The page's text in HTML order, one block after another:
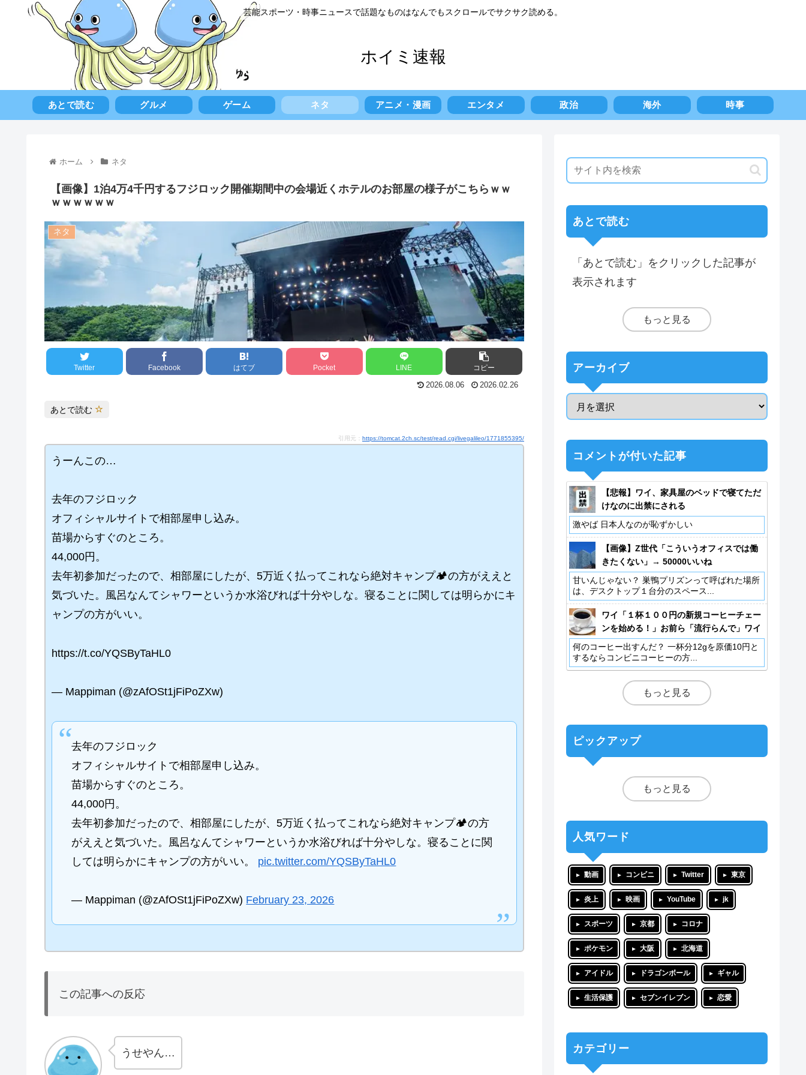
芸能スポーツ・時事ニュースで話題なものはなんでもスクロールでサクサク読める。
ホイミ速報
あとで読む グルメ ゲーム ネタ アニメ・漫画 エンタメ 政治 海外 時事
ホーム ネタ
【画像】1泊4万4千円するフジロック開催期間中の会場近くホテルのお部屋の様子がこちらｗｗ
ｗｗｗｗｗｗ
ネタ
Twitter Facebook はてブ Pocket LINE コピー
2026.08.06 2026.02.26
あとで読む
引用元： https://tomcat.2ch.sc/test/read.cgi/livegalileo/1771855395/
うーんこの…
去年のフジロック
オフィシャルサイトで相部屋申し込み。
苗場からすぐのところ。
44,000円。
去年初参加だったので、相部屋にしたが、5万近く払ってこれなら絶対キャンプ🏕️の方がええと
気づいた。風呂なんてシャワーというか水浴びれば十分やしな。寝ることに関しては明らかにキ
ャンプの方がいい。
https://t.co/YQSByTaHL0
— Mappiman (@zAfOSt1jFiPoZXw)
去年のフジロック
オフィシャルサイトで相部屋申し込み。
苗場からすぐのところ。
44,000円。
去年初参加だったので、相部屋にしたが、5万近く払ってこれなら絶対キャンプ🏕️の方
がええと気づいた。風呂なんてシャワーというか水浴びれば十分やしな。寝ることに関
しては明らかにキャンプの方がいい。 pic.twitter.com/YQSByTaHL0
— Mappiman (@zAfOSt1jFiPoZXw) February 23, 2026
この記事への反応
うせやん…
あとで読む
「あとで読む」をクリックした記事が
表示されます
もっと見る
アーカイブ
コメントが付いた記事
【悲報】ワイ、家具屋のベッドで寝てただ
けなのに出禁にされる
激やば 日本人なのが恥ずかしい
【画像】Z世代「こういうオフィスでは働
きたくない」→ 50000いいね
甘いんじゃない？ 巣鴨プリズンって呼ばれた場所
は、デスクトップ１台分のスペース...
ワイ「１杯１００円の新規コーヒーチェー
ンを始める！」お前ら「流行らんで」ワイ
「事業計画書（スッ」
何のコーヒー出すんだ？ 一杯分12gを原価10円と
するならコンビニコーヒーの方...
もっと見る
ピックアップ
もっと見る
人気ワード
動画 コンビニ Twitter 東京
炎上 映画 YouTube jk
スポーツ 京都 コロナ
ポケモン 大阪 北海道
アイドル ドラゴンボール ギャル
生活保護 セブンイレブン 恋愛
カテゴリー